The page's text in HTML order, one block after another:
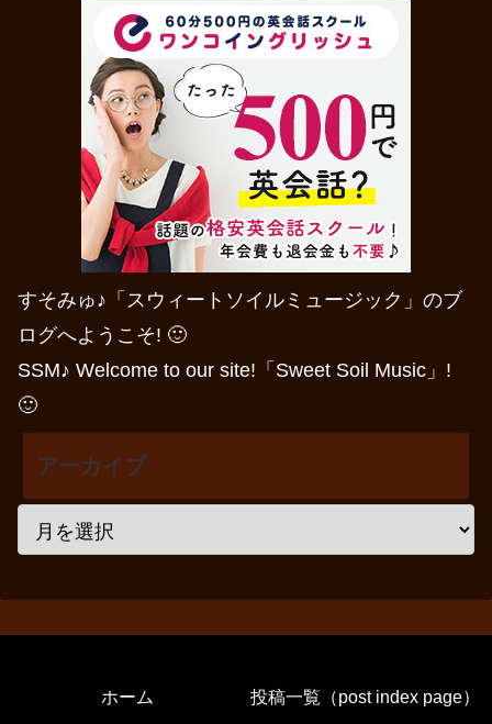
すそみゅ♪「スウィートソイルミュージック」のブ
ログへようこそ! 🙂
SSM♪ Welcome to our site!「Sweet Soil Music」!
🙂
アーカイブ
ホーム
投稿一覧（post index page）